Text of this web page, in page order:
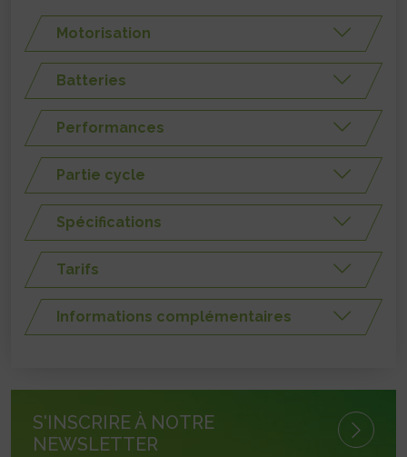
Motorisation
Batteries
Performances
Partie cycle
Spécifications
Tarifs
Informations complémentaires
S'INSCRIRE À NOTRE
NEWSLETTER